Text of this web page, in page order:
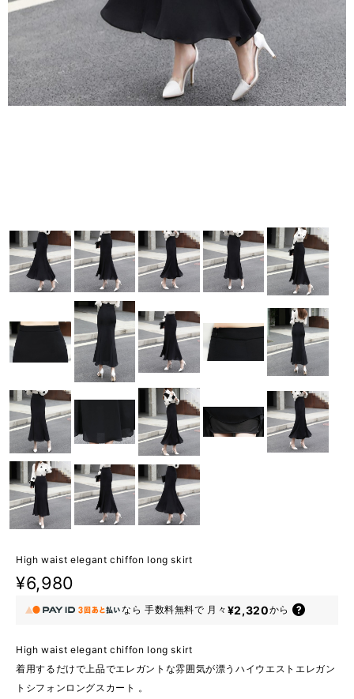
High waist elegant chiffon long skirt
¥6,980
なら 手数料無料で 月々 ¥2,320から
High waist elegant chiffon long skirt
着用するだけで上品でエレガントな雰囲気が漂うハイウエストエレガン
トシフォンロングスカート 。